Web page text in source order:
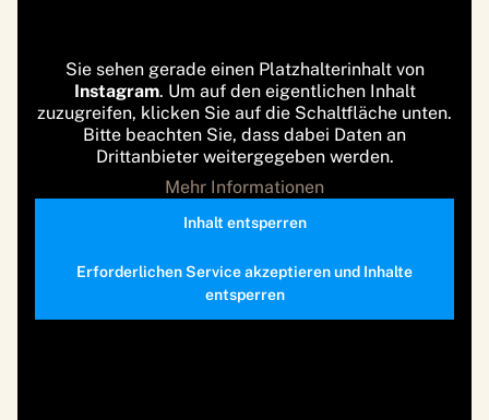
Sie sehen gerade einen Platzhalterinhalt von
Instagram. Um auf den eigentlichen Inhalt
zuzugreifen, klicken Sie auf die Schaltfläche unten.
Bitte beachten Sie, dass dabei Daten an
Drittanbieter weitergegeben werden.
Mehr Informationen
Inhalt entsperren
Erforderlichen Service akzeptieren und Inhalte
entsperren